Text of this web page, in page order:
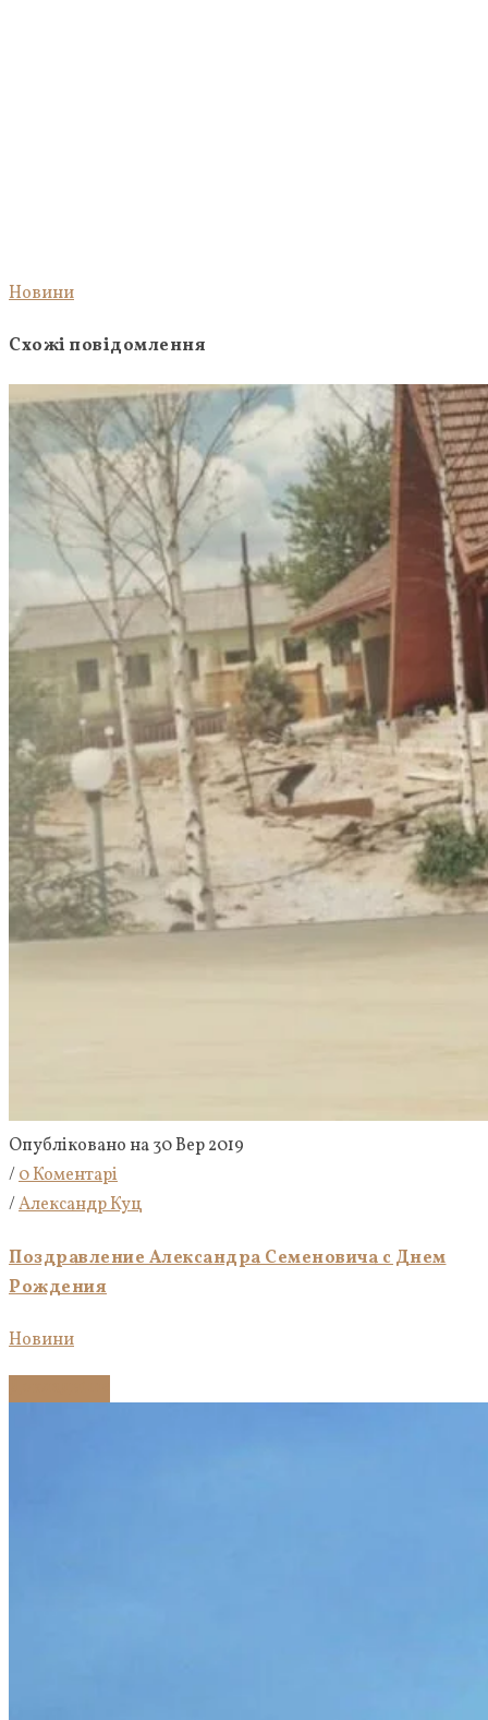
Новини
Схожі повідомлення
Опубліковано на 30 Вер 2019
/0 Коментарі
/Александр Куц
Поздравление Александра Семеновича с Днем
Рождения
Новини